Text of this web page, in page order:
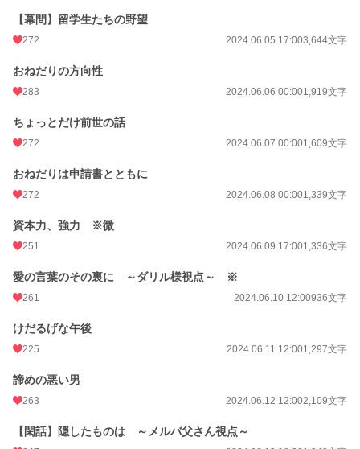
【幕間】留学生たちの野望
272 2024.06.05 17:003,644文字
おねだりの方向性
283 2024.06.06 00:001,919文字
ちょっとだけ前世の話
272 2024.06.07 00:001,609文字
おねだりは申請書とともに
272 2024.06.08 00:001,339文字
資本力、強力 ※微
251 2024.06.09 17:001,336文字
愛の言葉のその裏に ～ダリル様視点～ ※
261 2024.06.10 12:00936文字
けだるげな午後
225 2024.06.11 12:001,297文字
諦めの悪い男
263 2024.06.12 12:002,109文字
【閑話】隠したものは ～メルバ父さん視点～